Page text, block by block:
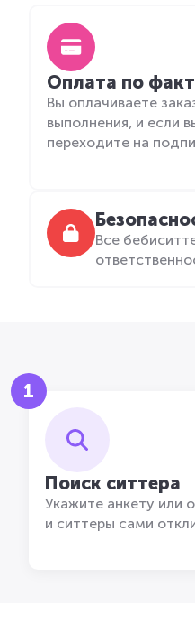
Оплата по
Вы оплачиваете
выполнения, и если
переходите на
Все
1
Поиск ситтера
Укажите анкету или
и ситтеры сами